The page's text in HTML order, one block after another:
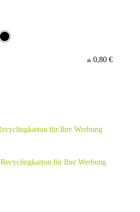
ab 0,80 €
für Ihre Werbung